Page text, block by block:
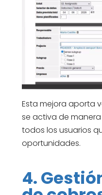
Esta mejora aporta
se activa de manera
todos los usuarios
oportunidades.
4.